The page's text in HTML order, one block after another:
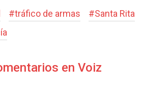
#tráfico de armas #Santa Rita
en Voiz